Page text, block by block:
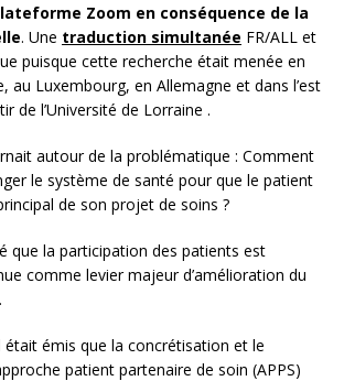
Zoom en conséquence de la
. Une traduction simultanée FR/ALL et
puisque cette recherche était menée en
au Luxembourg, en Allemagne et dans l’est
de l’Université de Lorraine .
autour de la problématique : Comment
le système de santé pour que le patient
de son projet de soins ?
que la participation des patients est
comme levier majeur d’amélioration du
était émis que la concrétisation et le
patient partenaire de soin (APPS)